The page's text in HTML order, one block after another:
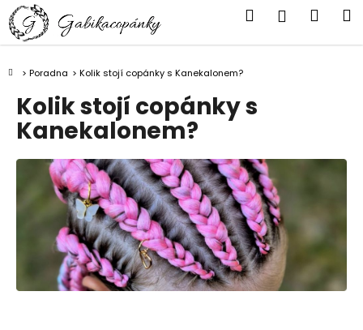
Přejít
na
obsah
Hledat
košík
Domů
Poradna Kolik stojí copánky s Kanekalonem?
Kolik stojí copánky s
Kanekalonem?
K
o
š Zpět
Zpět
o
p
o
ř
e
e